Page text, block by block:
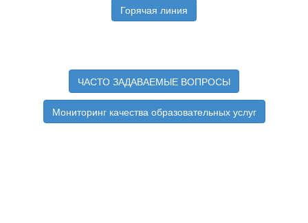
Горячая линия
ЧАСТО ЗАДАВАЕМЫЕ ВОПРОСЫ
Мониторинг качества образовательных услуг